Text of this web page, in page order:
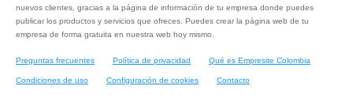
nuevos clientes, gracias a la página de información de tu empresa donde puedes
publicar los productos y servicios que ofreces. Puedes crear la página web de tu
empresa de forma gratuita en nuestra web hoy mismo.
Preguntas frecuentes Política de privacidad Qué es Empresite Colombia
Condiciones de uso Configuración de cookies Contacto